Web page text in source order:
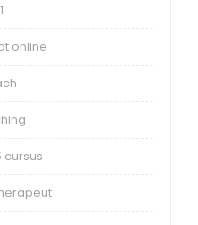
online
cursus